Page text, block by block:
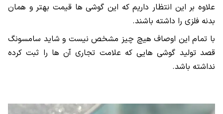
علاوه بر این انتظار داریم که این گوشی ها قیمت بهتر و همان
بدنه فلزی را داشته باشند.
با تمام این اوصاف هیچ چیز مشخص نیست و شاید سامسونگ
قصد تولید گوشی هایی که علامت تجاری آن ها را ثبت کرده
نداشته باشد.